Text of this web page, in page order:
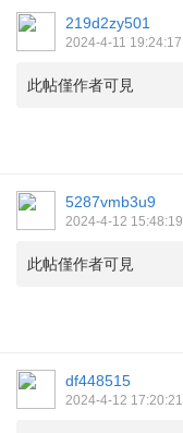
219d2zy501
2024-4-11 19:24:17
此帖僅作者可見
5287vmb3u9
2024-4-12 15:48:19
此帖僅作者可見
df448515
2024-4-12 17:20:21